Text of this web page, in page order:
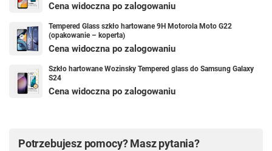
Cena widoczna po zalogowaniu
Tempered Glass szkło hartowane 9H Motorola Moto G22
(opakowanie – koperta)
Cena widoczna po zalogowaniu
Szkło hartowane Wozinsky Tempered glass do Samsung Galaxy
S24
Cena widoczna po zalogowaniu
Potrzebujesz pomocy? Masz pytania?